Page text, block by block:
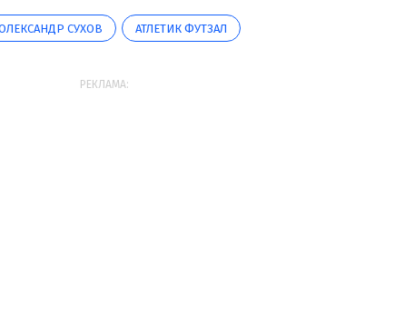
СУХОВ АТЛЕТИК ФУТЗАЛ
РЕКЛАМА: